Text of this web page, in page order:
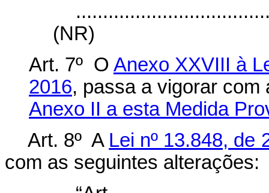
(NR)
Art. 7º O Anexo XXVIII à
2016, passa a vigorar
Anexo II a esta Medida
Art. 8º A Lei nº 13.848, de
com as seguintes alterações: